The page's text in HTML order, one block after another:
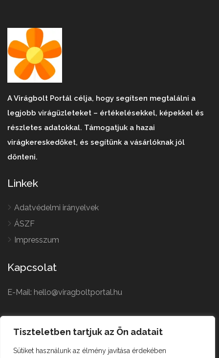
Tiszteletben tartjuk az Ön adatait
Sütiket használunk az élmény javítása érdekében
A Virágbolt Portál célja, hogy segítsen megtalálni a
legjobb virágüzleteket – értékelésekkel, képekkel és
részletes adatokkal. Támogatjuk a hazai
virágkereskedőket, és segítünk a vásárlóknak jól
dönteni.
Linkek
Adatvédelmi irányelvek
ÁSZF
Impresszum
Kapcsolat
E-Mail: hello@viragboltportal.hu
German
Czech